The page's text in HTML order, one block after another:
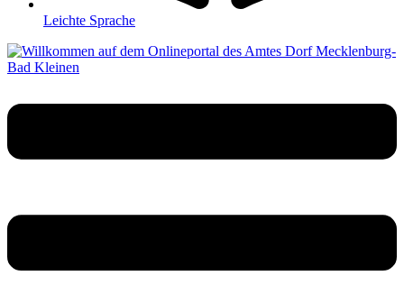
Leichte Sprache